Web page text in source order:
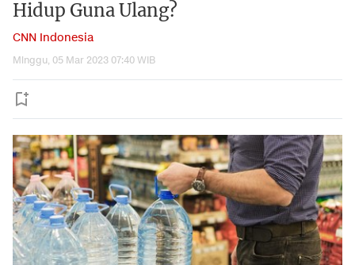
Hidup Guna Ulang?
CNN Indonesia
Minggu, 05 Mar 2023 07:40 WIB